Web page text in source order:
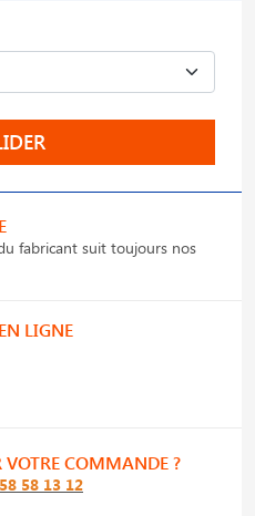
fabricant suit toujours nos
LIGNE
VOTRE COMMANDE ?
58 58 13 12